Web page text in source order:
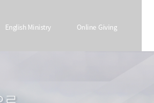
English Ministry Online Giving